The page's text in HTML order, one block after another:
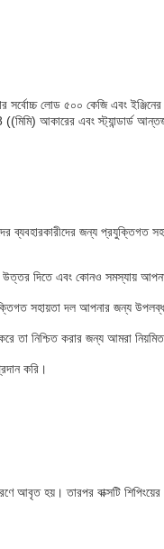
সর্বোচ্চ লোড ৫০০ কেজি এবং
আকারের এবং স্ট্যান্ডার্ড
ব্যবহারকারীদের জন্য প্রযুক্তিগত
উত্তর দিতে এবং কোনও সমস্যায়
সহায়তা দল আপনার জন্য
তা নিশ্চিত করার জন্য আমরা
করি।
আবৃত হয়। তারপর বাক্সটি